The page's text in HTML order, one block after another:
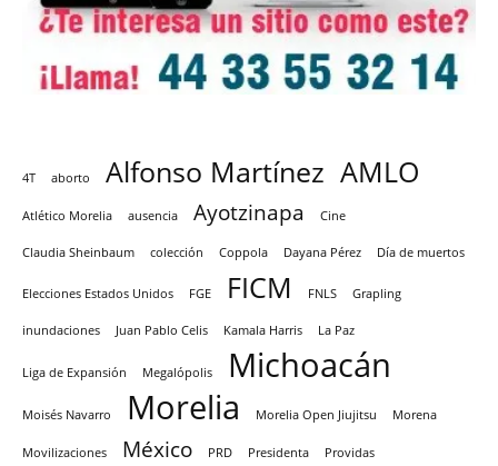
4T aborto Alfonso Martínez AMLO
Atlético Morelia ausencia Ayotzinapa Cine
Claudia Sheinbaum colección Coppola Dayana Pérez Día de muertos
Elecciones Estados Unidos FGE FICM FNLS Grapling
inundaciones Juan Pablo Celis Kamala Harris La Paz
Liga de Expansión Megalópolis Michoacán
Moisés Navarro Morelia Morelia Open Jiujitsu Morena
Movilizaciones México PRD Presidenta Providas